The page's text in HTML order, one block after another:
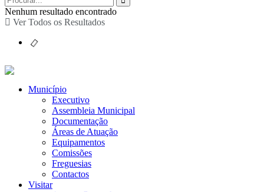
Nenhum resultado encontrado
Ver Todos os Resultados
Município
Executivo
Assembleia Municipal
Documentação
Áreas de Atuação
Equipamentos
Comissões
Freguesias
Contactos
Visitar